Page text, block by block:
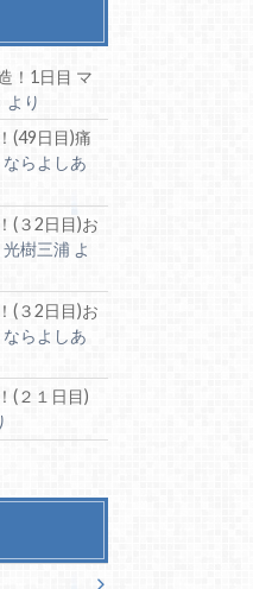
！1日目 マ
より
(49日目)痛
ならよしあ
(３2日目)お
光樹三浦 よ
(３2日目)お
ならよしあ
(２１日目)